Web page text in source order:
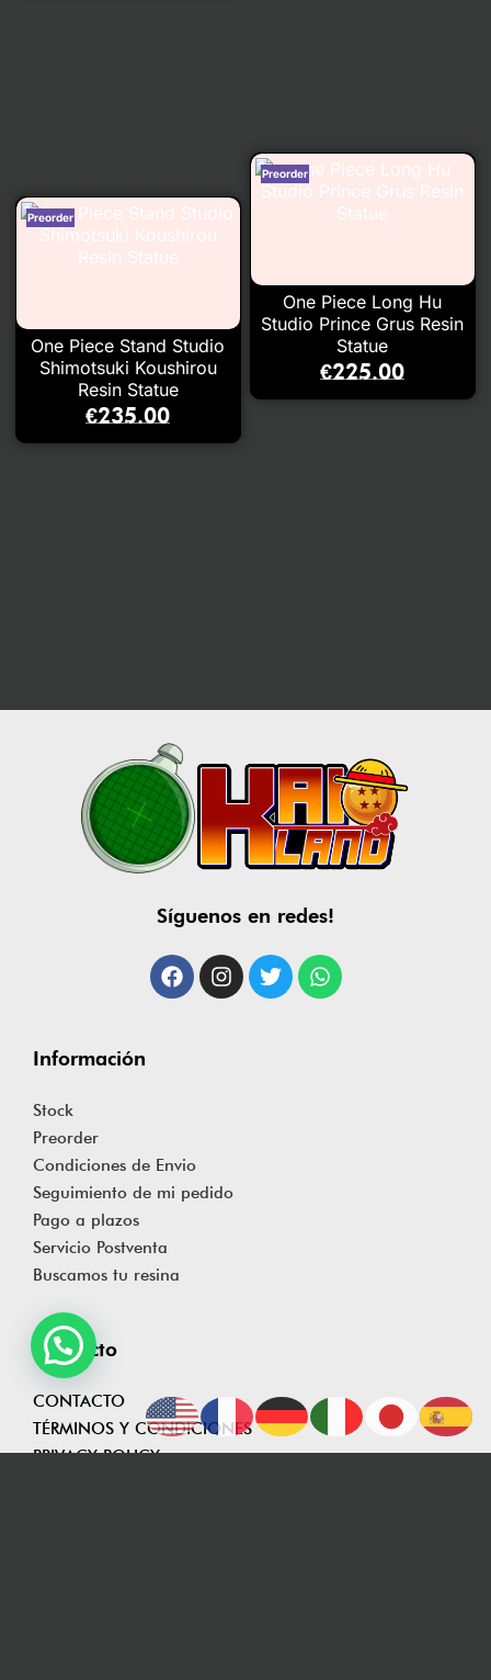
One Piece Long Hu
Studio Prince Grus Resin
Statue
€225.00
One Piece Stand Studio
Shimotsuki Koushirou
Resin Statue
€235.00
Contacto
CONTACTO
TÉRMINOS Y CONDICIONES
PRIVACY POLICY
Información
Stock
Preorder
Condiciones de Envio
Seguimiento de mi pedido
Pago a plazos
Servicio Postventa
Buscamos tu resina
Síguenos en redes!